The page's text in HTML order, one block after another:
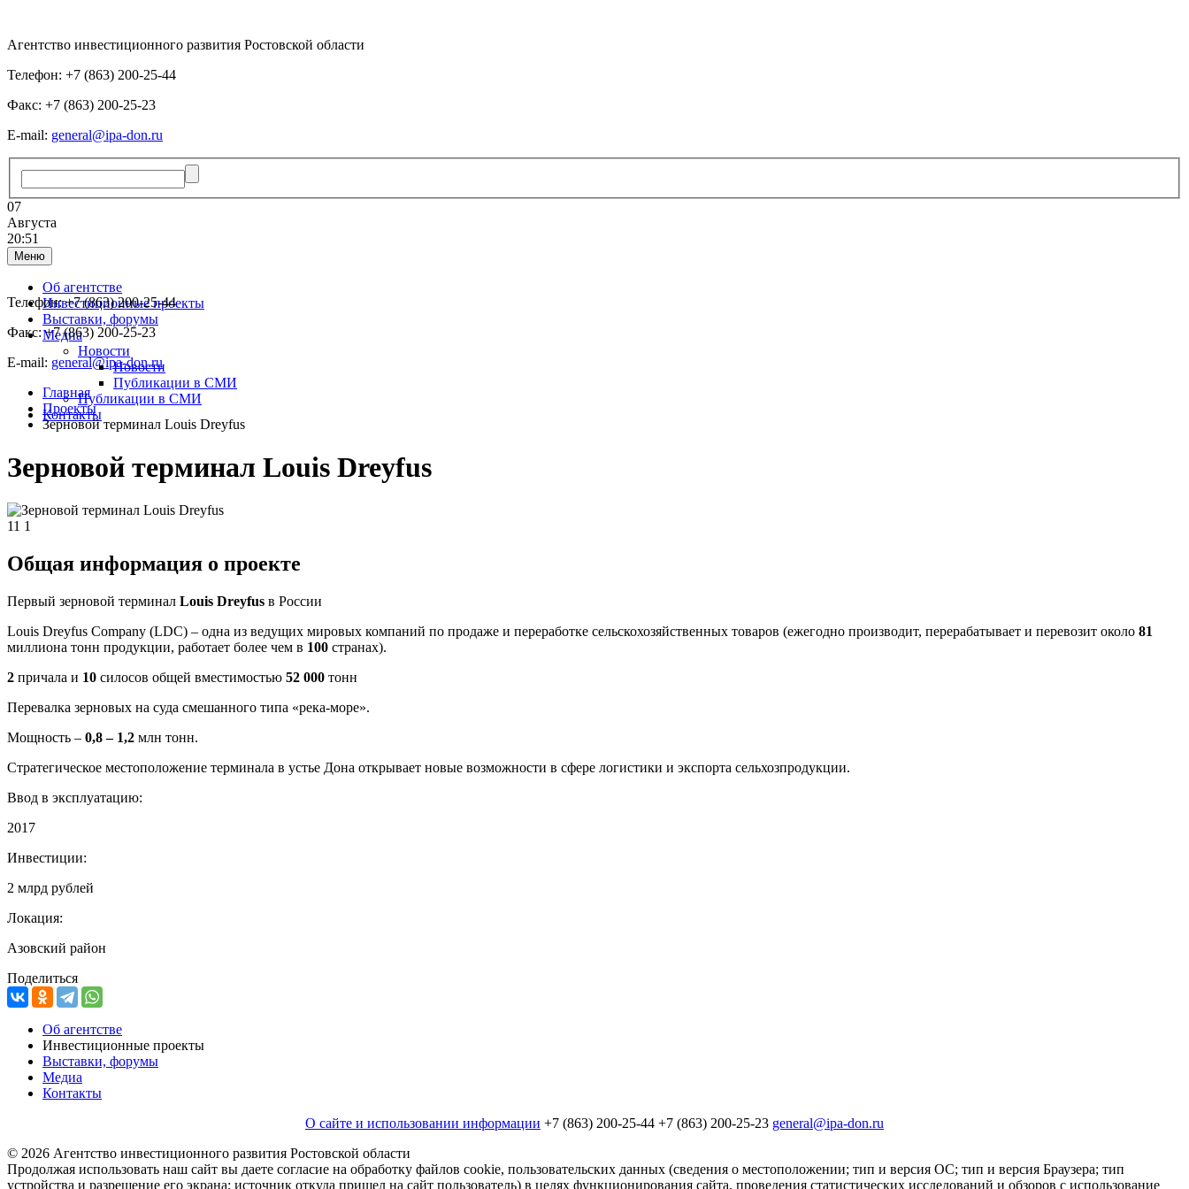
Агентство инвестиционного развития Ростовской области
Телефон: +7 (863) 200-25-44
Факс: +7 (863) 200-25-23
E-mail: general@ipa-don.ru
07
Августа
20:51
Меню
Об агентстве
Инвестиционные проекты
Выставки, форумы
Медиа
Новости
Новости
Публикации в СМИ
Публикации в СМИ
Контакты
Телефон: +7 (863) 200-25-44
Факс: +7 (863) 200-25-23
E-mail: general@ipa-don.ru
Главная
Проекты
Зерновой терминал Louis Dreyfus
Зерновой терминал Louis Dreyfus
11 1
Общая информация о проекте
Первый зерновой терминал Louis Dreyfus в России
Louis Dreyfus Company (LDC) – одна из ведущих мировых компаний по продаже и переработке сельскохозяйственных товаров (ежегодно производит, перерабатывает и перевозит около 81
миллиона тонн продукции, работает более чем в 100 странах).
2 причала и 10 силосов общей вместимостью 52 000 тонн
Перевалка зерновых на суда смешанного типа «река-море».
Мощность – 0,8 – 1,2 млн тонн.
Стратегическое местоположение терминала в устье Дона открывает новые возможности в сфере логистики и экспорта сельхозпродукции.
Ввод в эксплуатацию:
2017
Инвестиции:
2 млрд рублей
Локация:
Азовский район
Поделиться
Об агентстве
Инвестиционные проекты
Выставки, форумы
Медиа
Контакты
О сайте и использовании информации +7 (863) 200-25-44 +7 (863) 200-25-23 general@ipa-don.ru
© 2026 Агентство инвестиционного развития Ростовской области
Продолжая использовать наш сайт вы даете согласие на обработку файлов cookie, пользовательских данных (сведения о местоположении; тип и версия ОС; тип и версия Браузера; тип
устройства и разрешение его экрана; источник откуда пришел на сайт пользователь) в целях функционирования сайта, проведения статистических исследований и обзоров c использование